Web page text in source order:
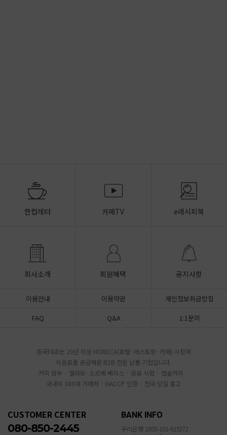
한컵레터 카페TV e레시피북
회사소개 회원혜택 공지사항
이용안내 이용약관
개인정보취급방침
FAQ
Q&A 1:1문의
흥국F&B는 20년 이상 HORECA(호텔·레스토랑·카페) 시장에
식음료를 공급해온 B2B 전문 납품 기업입니다.
커피 원두 · 젤라또·소르베 베이스 · 음료 시럽 · 캡슐커피 ·
국내외 300여 거래처 · HACCP 인증 · 전국 당일 출고
CUSTOMER CENTER
080-850-2445
BANK INFO
우리은행 1005-101-615272